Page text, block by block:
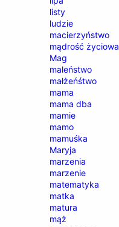
listy
ludzie
macierzyństwo
mądrość życiowa
Mag
maleństwo
małżeńśtwo
mama
mama dba
mamie
mamo
mamuśka
Maryja
marzenia
marzenie
matematyka
matka
matura
mąż